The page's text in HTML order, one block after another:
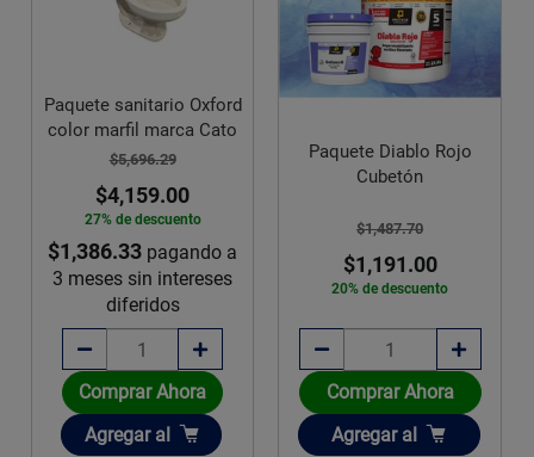
Paquete sanitario Oxford
color marfil marca Cato
$5,696.29
$4,159.00
27% de descuento
$1,386.33 pagando a
3 meses sin intereses
diferidos
Comprar Ahora
Añadir
Agregar al
Paquete Diablo Rojo
Cubetón
$1,487.70
$1,191.00
20% de descuento
Comprar Ahora
Añadir
Agregar al